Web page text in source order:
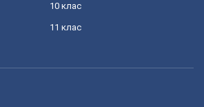
10 клас
11 клас